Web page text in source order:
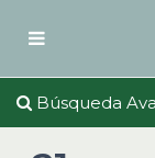
Búsqueda